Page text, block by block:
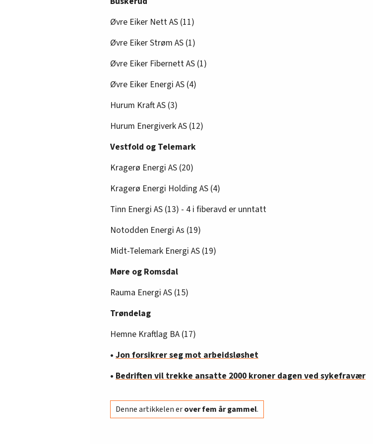
Øvre Eiker Nett AS (11)
Øvre Eiker Strøm AS (1)
Øvre Eiker Fibernett AS (1)
Øvre Eiker Energi AS (4)
Hurum Kraft AS (3)
Hurum Energiverk AS (12)
Vestfold og Telemark
Kragerø Energi AS (20)
Kragerø Energi Holding AS (4)
Tinn Energi AS (13) - 4 i fiberavd er unntatt
Notodden Energi As (19)
Midt-Telemark Energi AS (19)
Møre og Romsdal
Rauma Energi AS (15)
Trøndelag
Hemne Kraftlag BA (17)
• Jon forsikrer seg mot arbeidsløshet
• Bedriften vil trekke ansatte 2000 kroner dagen ved sykefravær
Denne artikkelen erover fem år gammel.